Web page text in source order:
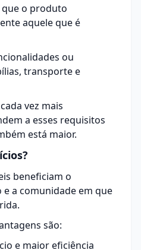
o produto
aquele que é
ou
transporte e
vez mais
a esses requisitos
está maior.
beneficiam o
a comunidade em que
são:
e maior eficiência